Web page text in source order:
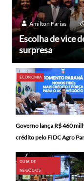
Amilton Farias
Escolha de vice
surpresa
ECONOMIA
Governo lança R$ 460
crédito pelo FIDC Agro
GUIA DE
NEGÓCIOS